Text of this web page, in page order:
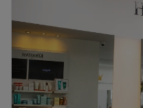
Donnerstag
Freitag
Samstag
Sonntag